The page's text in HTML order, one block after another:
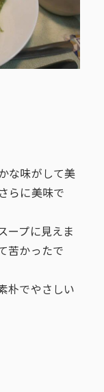
な味がして美
らに美味で
ープに見えま
苦かったで
朴でやさしい